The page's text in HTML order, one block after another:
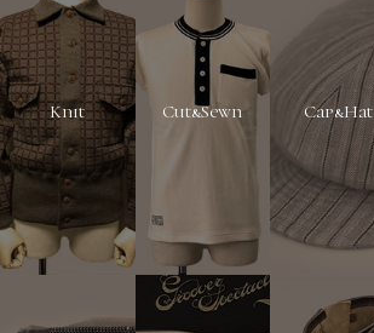
Knit Cut&Sewn Cap&Hat